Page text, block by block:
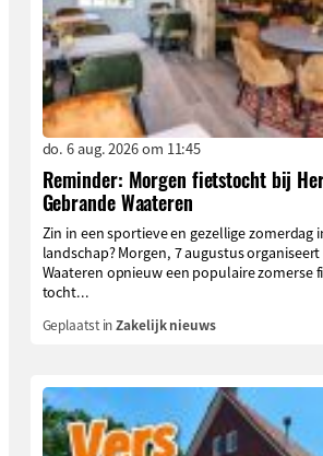
do. 6 aug. 2026 om 11:45
Reminder: Morgen fietstocht bij
Gebrande Waateren
Zin in een sportieve en gezellige zomerdag
landschap? Morgen, 7 augustus
Waateren opnieuw een populaire zomerse
tocht...
Geplaatst inZakelijk nieuws